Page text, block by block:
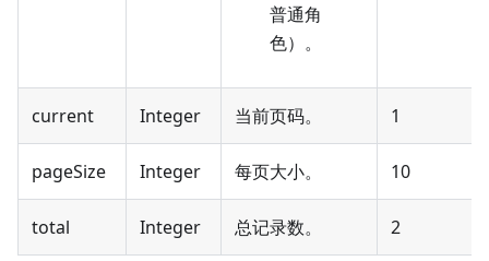
普通角
色）。
current Integer 当前页码。 1
pageSize Integer 每页大小。 10
total Integer 总记录数。 2